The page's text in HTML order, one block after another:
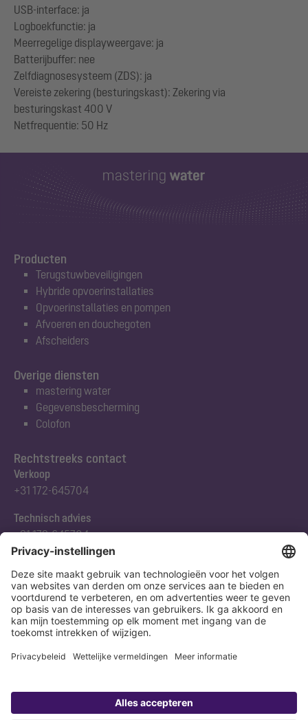
USB-interface: ja
Logboekfunctie: ja
Meerregelige displayweergave: ja
Batterijbuffer: nee
Zelfdiagnosesysteem (ZDS): ja
Vereiste zekering (besturingskast): Zekering via
besturingskast 400 V
Producten
Terugstuwbeveiligingen
Hybride opvoerinstallaties
Opvoerinstallaties en pompen
Afvoeren en douchegoten
Afscheiders
Rechtstreeks contact
Verkoop
+31 172-645704
Technisch advies
+31 172-645704
Abonneert u zich op onze nieuwsbrief
Nu aanmelden
Overige diensten
mastering water
Gegevensbescherming
Colofon
Verklaring Colofon